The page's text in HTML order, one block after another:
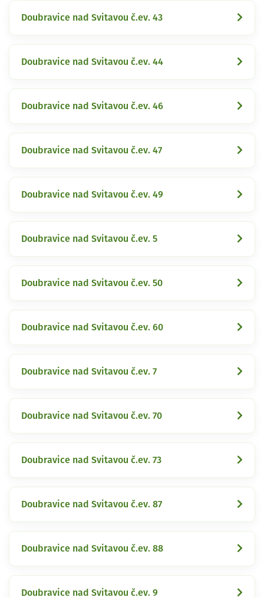
Doubravice nad Svitavou č.ev. 43
Doubravice nad Svitavou č.ev. 44
Doubravice nad Svitavou č.ev. 46
Doubravice nad Svitavou č.ev. 47
Doubravice nad Svitavou č.ev. 49
Doubravice nad Svitavou č.ev. 5
Doubravice nad Svitavou č.ev. 50
Doubravice nad Svitavou č.ev. 60
Doubravice nad Svitavou č.ev. 7
Doubravice nad Svitavou č.ev. 70
Doubravice nad Svitavou č.ev. 73
Doubravice nad Svitavou č.ev. 87
Doubravice nad Svitavou č.ev. 88
Doubravice nad Svitavou č.ev. 9